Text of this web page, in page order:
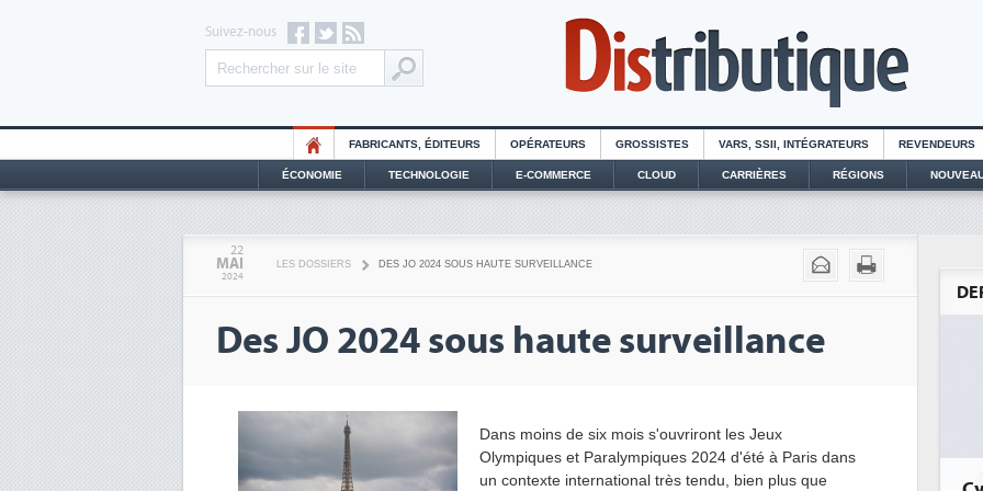
Suivez-nous
FABRICANTS, ÉDITEURS OPÉRATEURS GROSSISTES VARS, SSII, INTÉGRATEURS REVENDEURS
ÉCONOMIE TECHNOLOGIE E-COMMERCE CLOUD CARRIÈRES RÉGIONS
22
MAI
2024
LES DOSSIERS DES JO 2024 SOUS HAUTE SURVEILLANCE
Des JO 2024 sous haute surveillance
Dans moins de six mois s'ouvriront les Jeux
Olympiques et Paralympiques 2024 d'été à Paris dans
un contexte international très tendu, bien plus que